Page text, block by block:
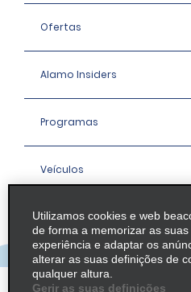
Ofertas
Alamo Insiders
Programas
Veículos
Agências
Empresa
Utilizamos cookies e web
de forma a memorizar as
experiência e adaptar os
alterar as suas definições de
qualquer altura.
Gerir as suas definições